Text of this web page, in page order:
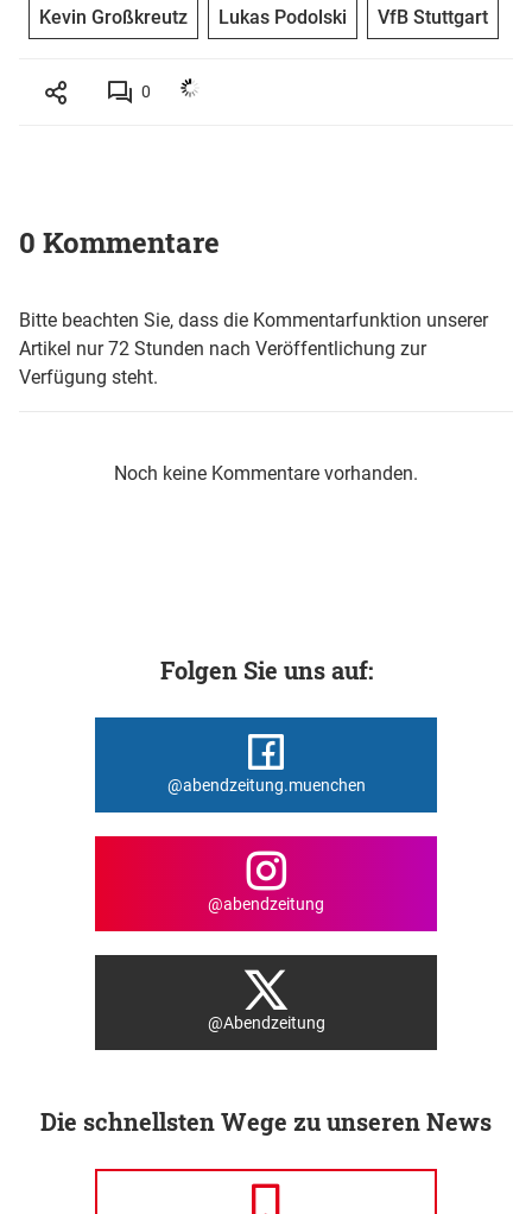
Kevin Großkreutz Lukas Podolski VfB Stuttgart
0
0 Kommentare
Bitte beachten Sie, dass die Kommentarfunktion unserer
Artikel nur 72 Stunden nach Veröffentlichung zur
Verfügung steht.
Noch keine Kommentare vorhanden.
Folgen Sie uns auf:
@abendzeitung.muenchen
@abendzeitung
@Abendzeitung
Die schnellsten Wege zu unseren News